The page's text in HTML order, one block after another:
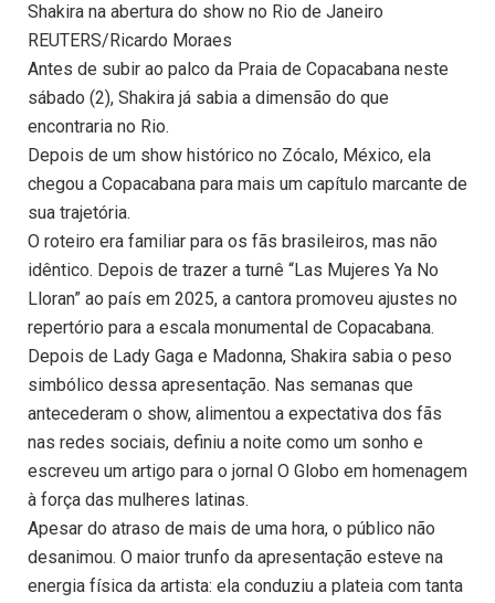
Shakira na abertura do show no Rio de Janeiro
REUTERS/Ricardo Moraes
Antes de subir ao palco da Praia de Copacabana neste
sábado (2), Shakira já sabia a dimensão do que
encontraria no Rio.
Depois de um show histórico no Zócalo, México, ela
chegou a Copacabana para mais um capítulo marcante de
sua trajetória.
O roteiro era familiar para os fãs brasileiros, mas não
idêntico. Depois de trazer a turnê “Las Mujeres Ya No
Lloran” ao país em 2025, a cantora promoveu ajustes no
repertório para a escala monumental de Copacabana.
Depois de Lady Gaga e Madonna, Shakira sabia o peso
simbólico dessa apresentação. Nas semanas que
antecederam o show, alimentou a expectativa dos fãs
nas redes sociais, definiu a noite como um sonho e
escreveu um artigo para o jornal O Globo em homenagem
à força das mulheres latinas.
Apesar do atraso de mais de uma hora, o público não
desanimou. O maior trunfo da apresentação esteve na
energia física da artista: ela conduziu a plateia com tanta